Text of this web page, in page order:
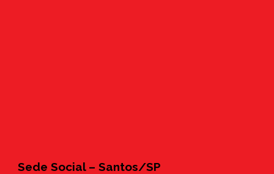
Sede Social – Santos/SP